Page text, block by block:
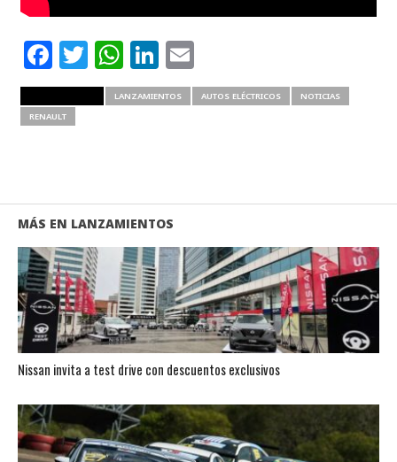
Facebook
Twitter
WhatsApp
LinkedIn
Email
LANZAMIENTOS AUTOS ELÉCTRICOS
NOTICIAS
RENAULT
MÁS EN LANZAMIENTOS
Nissan invita a test drive con descuentos exclusivos